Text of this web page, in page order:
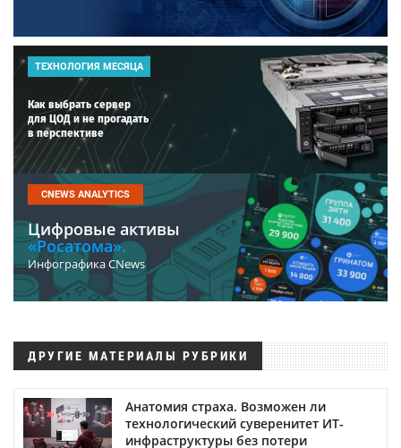
ТЕХНОЛОГИЯ МЕСЯЦА
Как выбрать сервер
для ЦОД и не прогадать
в перспективе
CNEWS ANALYTICS
Цифровые активы
«Росатома».
Инфографика CNews
ДРУГИЕ МАТЕРИАЛЫ РУБРИКИ
Анатомия страха. Возможен ли
технологический суверенитет ИТ-
инфраструктуры без потери